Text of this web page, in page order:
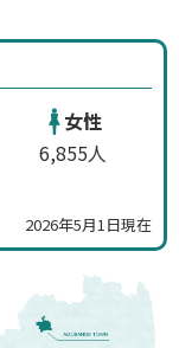
女性
6,855人
2026年5月1日現在